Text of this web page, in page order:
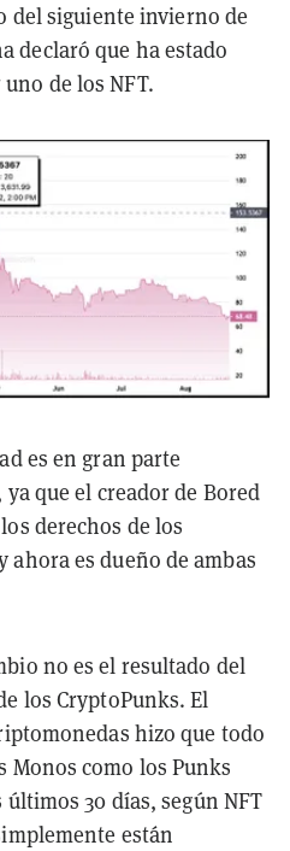
del siguiente invierno de
declaró que ha estado
de los NFT.
es en gran parte
que el creador de Bored
derechos de los
ahora es dueño de ambas
no es el resultado del
los CryptoPunks. El
hizo que todo
Monos como los Punks
30 días, según NFT
están